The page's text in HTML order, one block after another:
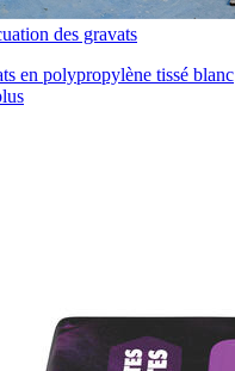
des gravats
en polypropylène tissé blanc